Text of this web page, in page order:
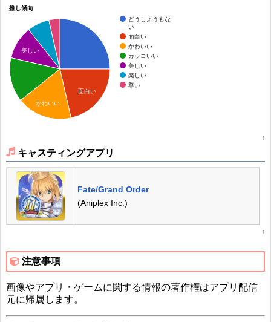
推し傾向
どうしようもな
い
面白い
かわいい
カッコいい
美しい
楽しい
尊い
面白い
美しい
かわいい
↑
キャスティングアプリ
Fate/Grand Order
(Aniplex Inc.)
↑
注意事項
画像やアプリ・ゲームに関する情報の著作権はアプリ配信
元に帰属します。